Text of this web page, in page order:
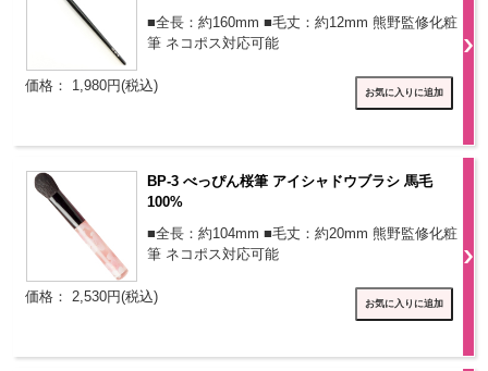
■全長：約160mm ■毛丈：約12mm 熊野監修化粧
筆 ネコポス対応可能
価格： 1,980円(税込)
BP-3 べっぴん桜筆 アイシャドウブラシ 馬毛
100%
■全長：約104mm ■毛丈：約20mm 熊野監修化粧
筆 ネコポス対応可能
価格： 2,530円(税込)